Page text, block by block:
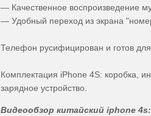
— Качественное воспроизведение
— Удобный переход из экрана
Телефон русифицирован и готов
Комплектация iPhone 4S: коробка,
зарядное устройство.
Видеообзор китайский iphone 4s: